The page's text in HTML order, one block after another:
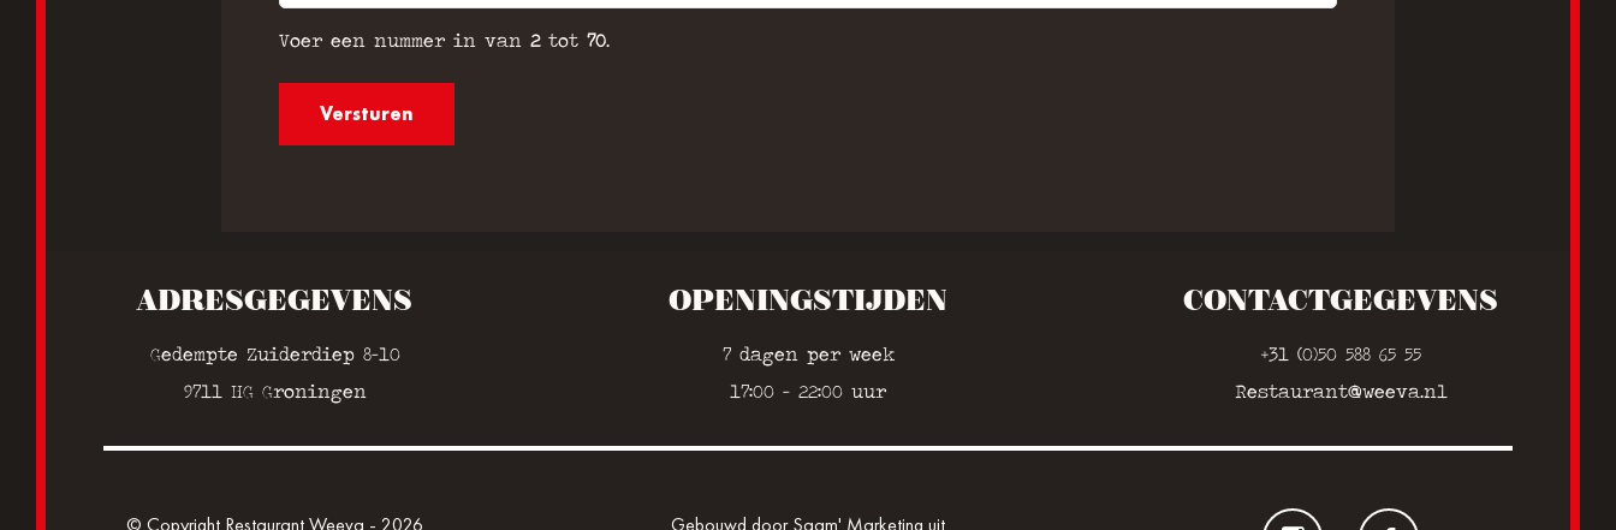
Voer een nummer in van 2tot 70.
ADRESGEGEVENS
Gedempte Zuiderdiep 8-10
9711 HG Groningen
OPENINGSTIJDEN
7 dagen per week
17:00 - 22:00 uur
CONTACTGEGEVENS
+31 (0)50 588 65 55
Restaurant@weeva.nl
© Copyright Restaurant Weeva - 2026 Gebouwd door Saam' Marketing uit